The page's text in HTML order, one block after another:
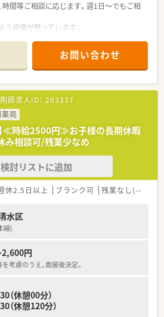
時間等ご相談に応じます。週1日～でもご相
設備が整っています。
お問い合わせ
師求人ID： 203337
局
≪時給2500円≫お子様の長期休暇
相談可/残業少なめ
検討リストに追加
休2.5日以上 ブランク可 残業なし(ほぼなし含む)
水区
線)
円
考慮のうえ、面接後決定。
（休憩00分）
（休憩120分）